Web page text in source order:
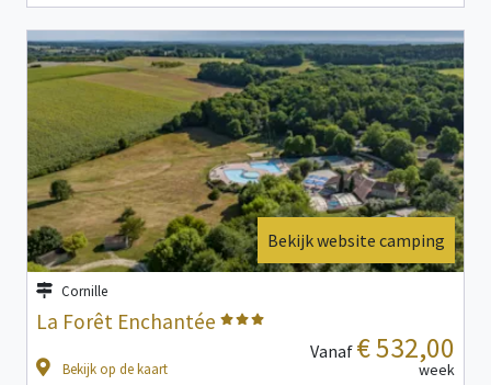
Bekijk website camping
Cornille
La Forêt Enchantée
Bekijk op de kaart
Vanaf € 532,00
week